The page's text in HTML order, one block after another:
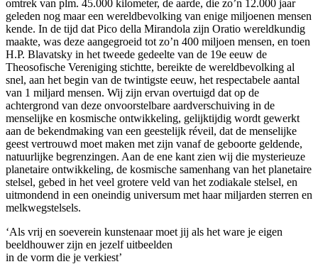
omtrek van plm. 45.000 kilometer, de aarde, die zo’n 12.000 jaar
geleden nog maar een wereldbevolking van enige miljoenen mensen
kende. In de tijd dat Pico della Mirandola zijn Oratio wereldkundig
maakte, was deze aangegroeid tot zo’n 400 miljoen mensen, en toen
H.P. Blavatsky in het tweede gedeelte van de 19e eeuw de
Theosofische Vereniging stichtte, bereikte de wereldbevolking al
snel, aan het begin van de twintigste eeuw, het respectabele aantal
van 1 miljard mensen. Wij zijn ervan overtuigd dat op de
achtergrond van deze onvoorstelbare aardverschuiving in de
menselijke en kosmische ontwikkeling, gelijktijdig wordt gewerkt
aan de bekendmaking van een geestelijk réveil, dat de menselijke
geest vertrouwd moet maken met zijn vanaf de geboorte geldende,
natuurlijke begrenzingen. Aan de ene kant zien wij die mysterieuze
planetaire ontwikkeling, de kosmische samenhang van het planetaire
stelsel, gebed in het veel grotere veld van het zodiakale stelsel, en
uitmondend in een oneindig universum met haar miljarden sterren en
melkwegstelsels.
‘Als vrij en soeverein kunstenaar moet jij als het ware je eigen
beeldhouwer zijn en jezelf uitbeelden
in de vorm die je verkiest’